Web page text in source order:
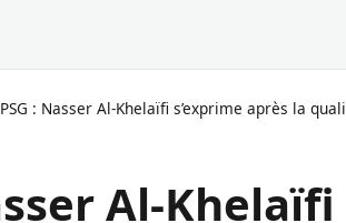
PSG : Nasser Al-Khelaïfi s’exprime après la
Al-